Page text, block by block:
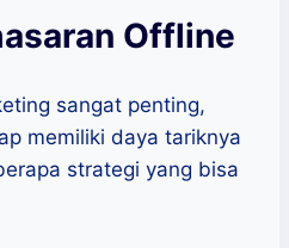
Offline
sangat penting,
memiliki daya tariknya
strategi yang bisa